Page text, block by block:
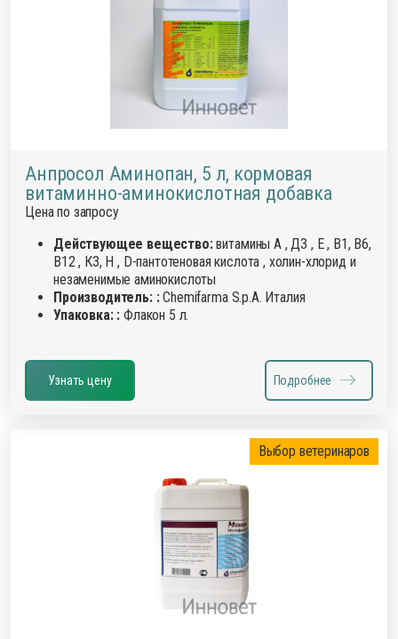
Анпросол Аминопан, 5 л, кормовая
витаминно-аминокислотная добавка
Цена по запросу
Действующее вещество:витамины А , Д3 , Е , В1, В6,
В12 , К3, Н , D-пантотеновая кислота , холин-хлорид и
незаменимые аминокислоты
Производитель: :Chemifarma S.p.A. Италия
Упаковка: : Флакон 5 л.
Узнать цену Подробнее
Выбор ветеринаров